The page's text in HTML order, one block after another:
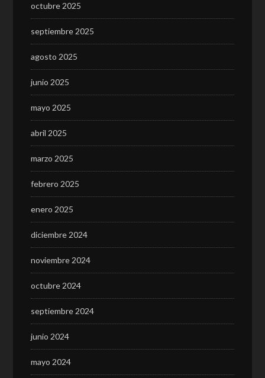
octubre 2025
septiembre 2025
agosto 2025
junio 2025
mayo 2025
abril 2025
marzo 2025
febrero 2025
enero 2025
diciembre 2024
noviembre 2024
octubre 2024
septiembre 2024
junio 2024
mayo 2024